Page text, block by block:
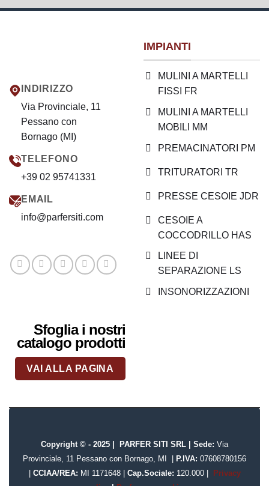
INDIRIZZO
Via Provinciale, 11
Pessano con
Bornago (MI)
TELEFONO
+39 02 95741331
EMAIL
info@parfersiti.com
IMPIANTI
MULINI A MARTELLI
FISSI FR
MULINI A MARTELLI
MOBILI MM
PREMACINATORI PM
TRITURATORI TR
PRESSE CESOIE JDR
CESOIE A
COCCODRILLO HAS
LINEE DI
SEPARAZIONE LS
INSONORIZZAZIONI
Sfoglia i nostri
catalogo prodotti
VAI ALLA PAGINA
Copyright © - 2025 | PARFER SITI SRL Sede: Via
Provinciale, 11 Pessano con Bornago, MI
P.IVA: 07608780156
CCIAA/REA: MI 1171648| Cap.Sociale: 120.000|
Privacy